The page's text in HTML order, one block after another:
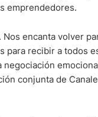
emprendedores.
encanta volver
para recibir a todos
conjunta de